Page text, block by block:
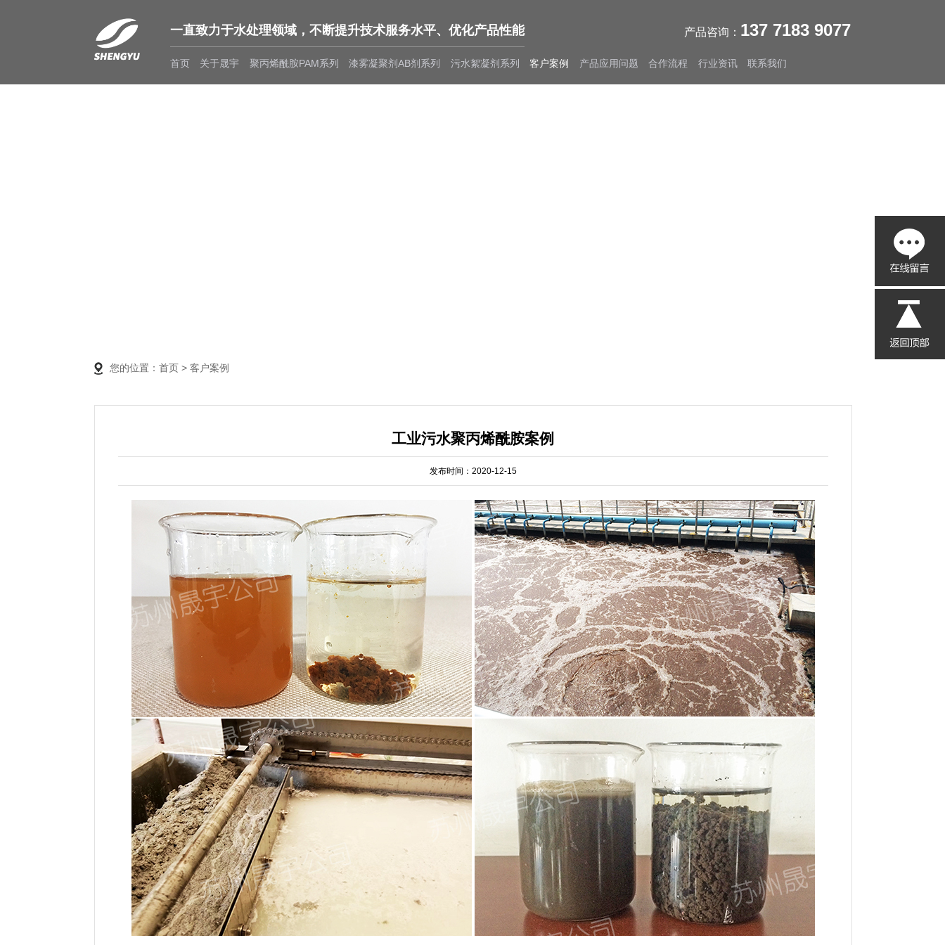
一直致力于水处理领域，不断提升技术服务水平、优化产品性能 产品咨询： 137 7183 9077
首页 关于晟宇 聚丙烯酰胺PAM系列 漆雾凝聚剂AB剂系列 污水絮凝剂系列 客户案例 产品应用问题 合作流程 行业资讯 联系我们
您的位置：首页 >客户案例
工业污水聚丙烯酰胺案例
发布时间：2020-12-15